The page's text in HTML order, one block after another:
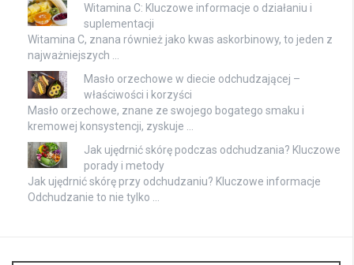
Witamina C: Kluczowe informacje o działaniu i
suplementacji
Witamina C, znana również jako kwas askorbinowy, to jeden z
najważniejszych …
Masło orzechowe w diecie odchudzającej –
właściwości i korzyści
Masło orzechowe, znane ze swojego bogatego smaku i
kremowej konsystencji, zyskuje …
Jak ujędrnić skórę podczas odchudzania? Kluczowe
porady i metody
Jak ujędrnić skórę przy odchudzaniu? Kluczowe informacje
Odchudzanie to nie tylko …